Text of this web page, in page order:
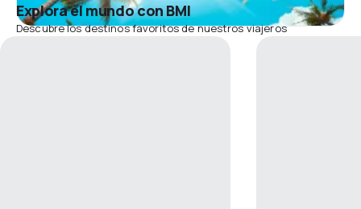
Explora el mundo con BMI
Descubre los destinos favoritos de nuestros viajeros